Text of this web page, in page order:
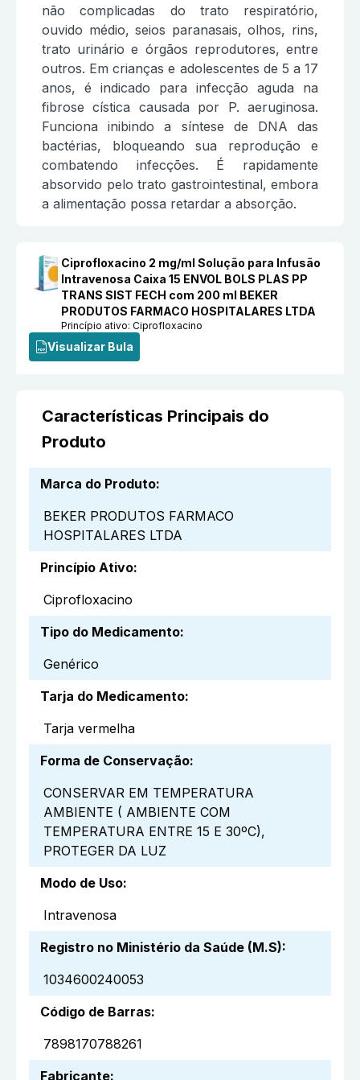
não complicadas do trato respiratório,
ouvido médio, seios paranasais, olhos, rins,
trato urinário e órgãos reprodutores, entre
outros. Em crianças e adolescentes de 5 a 17
anos, é indicado para infecção aguda na
fibrose cística causada por P. aeruginosa.
Funciona inibindo a síntese de DNA das
bactérias, bloqueando sua reprodução e
combatendo infecções. É rapidamente
absorvido pelo trato gastrointestinal, embora
a alimentação possa retardar a absorção.
Ciprofloxacino 2 mg/ml Solução para Infusão
Intravenosa Caixa 15 ENVOL BOLS PLAS PP
TRANS SIST FECH com 200 ml BEKER
PRODUTOS FARMACO HOSPITALARES LTDA
Princípio ativo:Ciprofloxacino
Visualizar Bula
Características Principais do
Produto
Marca do Produto:
BEKER PRODUTOS FARMACO
HOSPITALARES LTDA
Princípio Ativo:
Ciprofloxacino
Tipo do Medicamento:
Genérico
Tarja do Medicamento:
Tarja vermelha
Forma de Conservação:
CONSERVAR EM TEMPERATURA
AMBIENTE ( AMBIENTE COM
TEMPERATURA ENTRE 15 E 30ºC),
PROTEGER DA LUZ
Modo de Uso:
Intravenosa
Registro no Ministério da Saúde (M.S):
1034600240053
Código de Barras:
7898170788261
Fabricante: